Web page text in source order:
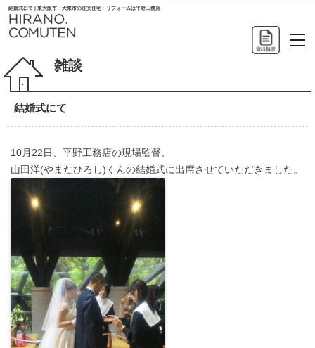
結婚式にて | 東大阪市・大東市の注文住宅・リフォームは平野工務店
雑談
結婚式にて
10月22日、平野工務店の現場監督、
山田洋(やまだひろし)くんの結婚式に出席させていただきました。